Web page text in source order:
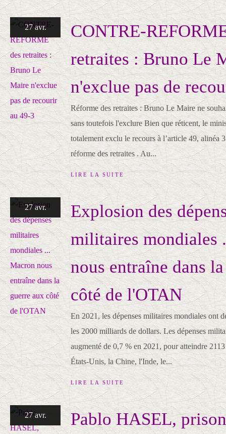
27 avr.
CONTRE-
retraites : Bruno Le
n'exclue pas de
Réforme des retraites : Bruno Le Maire ne
sans toutefois l'exclure Bien que réticent, le
totalement exclu le recours à l’article 49, alinéa
réforme des retraites . Au...
LIRE LA SUITE
27 avr.
Explosion des
militaires mondiales
nous entraîne dans
côté de l'OTAN
En 2021, les dépenses militaires mondiales ont
les 2000 milliards de dollars. Les dépenses
augmenté de 0,7 % en 2021, pour atteindre
États-Unis, la Chine, l'Inde, le...
LIRE LA SUITE
27 avr.
Pablo HASEL,